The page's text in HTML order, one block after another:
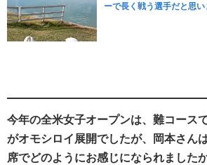
ーで長く戦う選手だと思い
今年の全米女子オープンは、難コース
がオモシロイ展開でしたが、岡本さん
席でどのようにお感じになられました